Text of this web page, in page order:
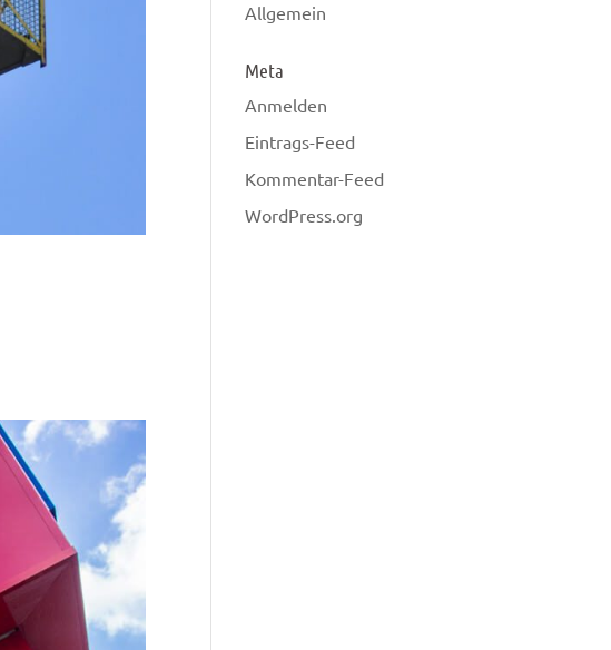
Allgemein
Meta
Anmelden
Eintrags-Feed
Kommentar-Feed
WordPress.org